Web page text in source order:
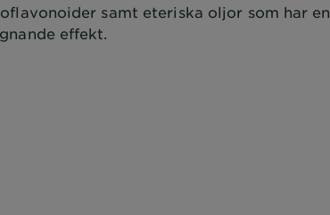
samt eteriska oljor som har en
effekt.